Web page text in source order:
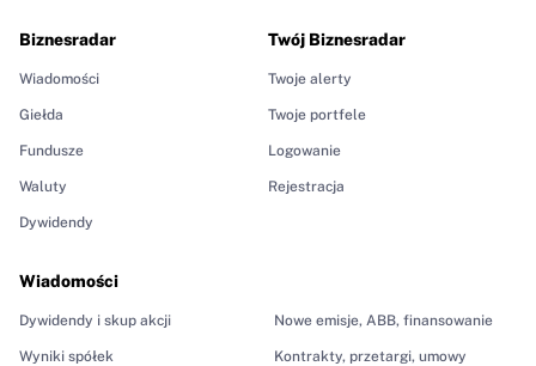
Biznesradar
Wiadomości
Giełda
Fundusze
Waluty
Dywidendy
Wiadomości
Dywidendy i skup akcji
Wyniki spółek
Nowe emisje, ABB, finansowanie
Kontrakty, przetargi, umowy
Twój Biznesradar
Twoje alerty
Twoje portfele
Logowanie
Rejestracja